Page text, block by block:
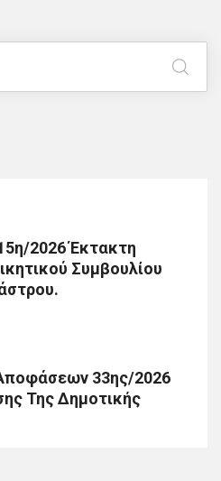
2026 Έκτακτη
Συμβουλίου
33ης/2026
Της Δημοτικής